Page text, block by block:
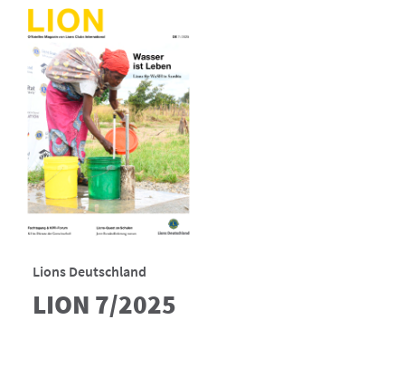
Lions Deutschland
LION 7/2025